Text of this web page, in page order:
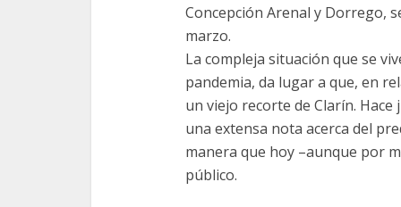
Concepción Arenal y Dorrego,
marzo.
La compleja situación que se
pandemia, da lugar a que, en
un viejo recorte de Clarín.
una extensa nota acerca del
manera que hoy –aunque por
público.